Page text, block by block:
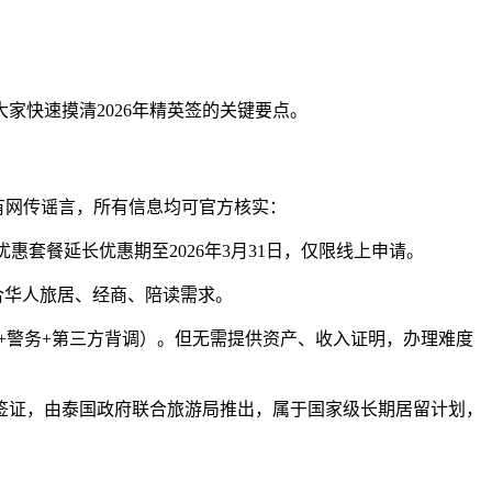
快速摸清2026年精英签的关键要点。
传谣言，所有信息均可官方核实：
套餐延长优惠期至2026年3月31日，仅限线上申请。
人旅居、经商、陪读需求。
务+第三方背调）。但无需提供资产、收入证明，办理难度
，由泰国政府联合旅游局推出，属于国家级长期居留计划，